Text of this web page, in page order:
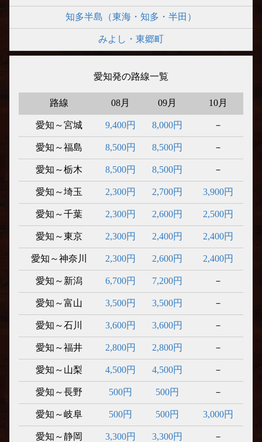
知多半島（東海・知多・半田）
みよし・東郷町
愛知発の路線一覧
路線 08月 09月 10月
愛知～宮城 9,400円 8,000円 －
愛知～福島 8,500円 8,500円 －
愛知～栃木 8,500円 8,500円 －
愛知～埼玉 2,300円 2,700円 3,900円
愛知～千葉 2,300円 2,600円 2,500円
愛知～東京 2,300円 2,400円 2,400円
愛知～神奈川 2,300円 2,600円 2,400円
愛知～新潟 6,700円 7,200円 －
愛知～富山 3,500円 3,500円 －
愛知～石川 3,600円 3,600円 －
愛知～福井 2,800円 2,800円 －
愛知～山梨 4,500円 4,500円 －
愛知～長野 500円 500円 －
愛知～岐阜 500円 500円 3,000円
愛知～静岡 3,300円 3,300円 －